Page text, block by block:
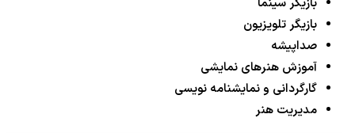
بازیگر تلویزیون
صداپیشه
آموزش هنرهای نمایشی
گارگردانی و نمایشنامه نویسی
مدیریت هنر